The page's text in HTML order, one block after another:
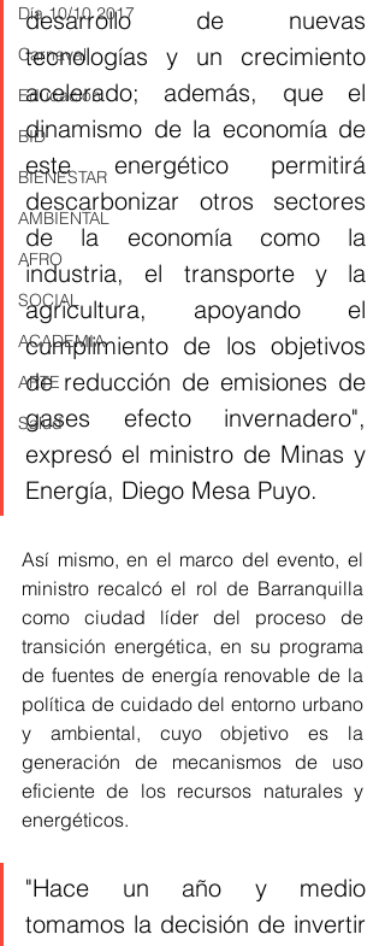
Día 10/10 2017
Carnaval
Educación
BID
BIENESTAR
AMBIENTAL
AFRO
SOCIAL
ACADEMIA
ARTE
Salud
desarrollo de nuevas
tecnologías y un crecimiento
acelerado; además, que el
dinamismo de la economía de
este energético permitirá
descarbonizar otros sectores
de la economía como la
industria, el transporte y la
agricultura, apoyando el
cumplimiento de los objetivos
de reducción de emisiones de
gases efecto invernadero",
expresó el ministro de Minas y
Energía, Diego Mesa Puyo.
Así mismo, en el marco del evento, el
ministro recalcó el rol de Barranquilla
como ciudad líder del proceso de
transición energética, en su programa
de fuentes de energía renovable de la
política de cuidado del entorno urbano
y ambiental, cuyo objetivo es la
generación de mecanismos de uso
eficiente de los recursos naturales y
energéticos.
"Hace un año y medio
tomamos la decisión de invertir